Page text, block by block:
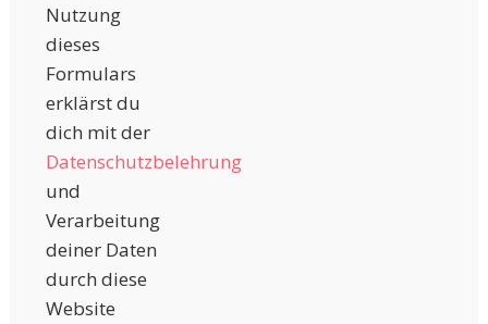
Nutzung
dieses
Formulars
erklärst du
dich mit der
Datenschutzbelehrung
und
Verarbeitung
deiner Daten
durch diese
Website